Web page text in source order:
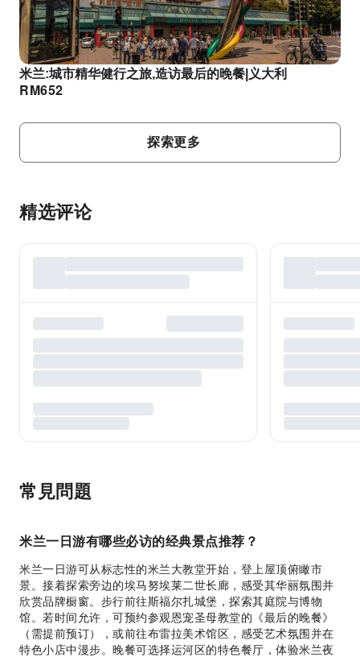
米兰:城市精华健行之旅,造访最后的晚餐|义大利
RM652
探索更多
精选评论
常見問題
米兰一日游有哪些必访的经典景点推荐？
米兰一日游可从标志性的米兰大教堂开始，登上屋顶俯瞰市
景。接着探索旁边的埃马努埃莱二世长廊，感受其华丽氛围并
欣赏品牌橱窗。步行前往斯福尔扎城堡，探索其庭院与博物
馆。若时间允许，可预约参观恩宠圣母教堂的《最后的晚餐》
（需提前预订），或前往布雷拉美术馆区，感受艺术氛围并在
特色小店中漫步。晚餐可选择运河区的特色餐厅，体验米兰夜